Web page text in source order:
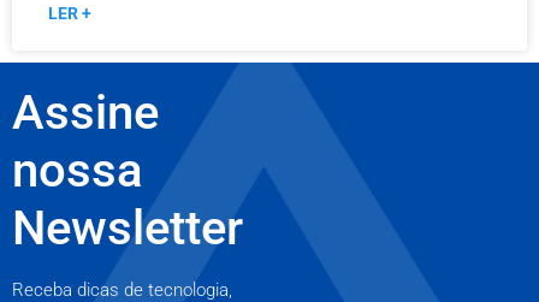
LER +
Assine
nossa
Newsletter
Receba dicas de tecnologia,